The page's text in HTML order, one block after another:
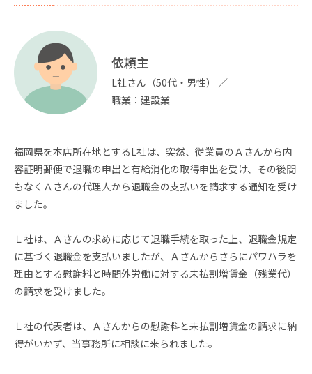
依頼主
L社さん（50代・男性） ／
職業：建設業
福岡県を本店所在地とするL社は、突然、従業員のＡさんから内
容証明郵便で退職の申出と有給消化の取得申出を受け、その後間
もなくＡさんの代理人から退職金の支払いを請求する通知を受け
ました。
Ｌ社は、Ａさんの求めに応じて退職手続を取った上、退職金規定
に基づく退職金を支払いましたが、Ａさんからさらにパワハラを
理由とする慰謝料と時間外労働に対する未払割増賃金（残業代）
の請求を受けました。
Ｌ社の代表者は、Ａさんからの慰謝料と未払割増賃金の請求に納
得がいかず、当事務所に相談に来られました。